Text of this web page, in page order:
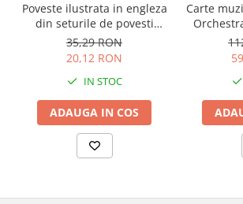
Poveste ilustrata in engleza
din seturile de povesti
Usborne
35,29 RON
20,12 RON
IN STOC
ADAUGA IN COS
Carte